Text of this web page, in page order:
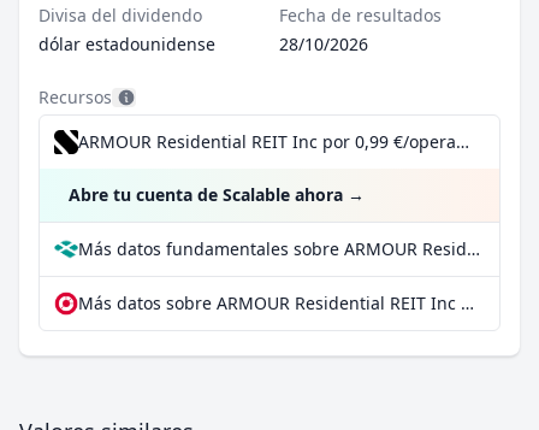
Divisa del dividendo
dólar estadounidense
Fecha de resultados
28/10/2026
Recursos
ARMOUR Residential REIT Inc por 0,99 €/operación, incluido el Dividend Reinvestment Plan
Abre tu cuenta de Scalable ahora →
Más datos fundamentales sobre ARMOUR Residential REIT Inc en Parqet
Más datos sobre ARMOUR Residential REIT Inc en extraETF